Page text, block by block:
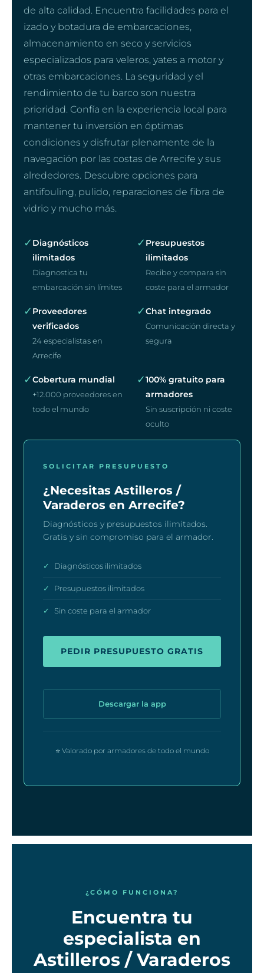
de alta calidad. Encuentra facilidades para el
izado y botadura de embarcaciones,
almacenamiento en seco y servicios
especializados para veleros, yates a motor y
otras embarcaciones. La seguridad y el
rendimiento de tu barco son nuestra
prioridad. Confía en la experiencia local para
mantener tu inversión en óptimas
condiciones y disfrutar plenamente de la
navegación por las costas de Arrecife y sus
alrededores. Descubre opciones para
antifouling, pulido, reparaciones de fibra de
vidrio y mucho más.
✓ Diagnósticos
ilimitados
Diagnostica tu
embarcación sin límites
✓ Presupuestos
ilimitados
Recibe y compara sin
coste para el armador
✓ Proveedores
verificados
24 especialistas en
Arrecife
✓Chat integrado
Comunicación directa y
segura
✓Cobertura mundial
+12.000 proveedores en
todo el mundo
✓100% gratuito para
armadores
Sin suscripción ni coste
oculto
SOLICITAR PRESUPUESTO
¿Necesitas Astilleros /
Varaderos en Arrecife?
Diagnósticos y presupuestos ilimitados.
Gratis y sin compromiso para el armador.
✓ Diagnósticos ilimitados
✓ Presupuestos ilimitados
✓ Sin coste para el armador
PEDIR PRESUPUESTO GRATIS
Descargar la app
⭐ Valorado por armadores de todo el mundo
¿CÓMO FUNCIONA?
Encuentra tu
especialista en
Astilleros / Varaderos